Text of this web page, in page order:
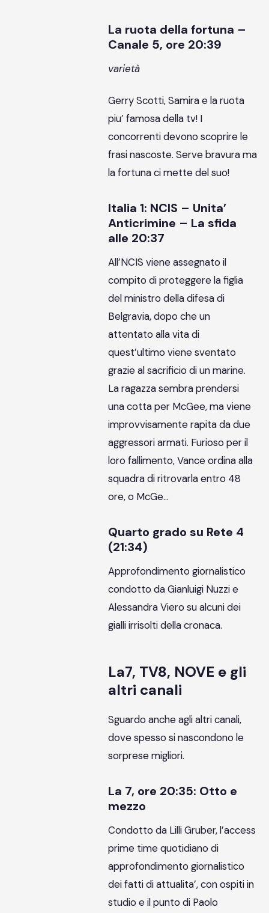
La ruota della fortuna –
Canale 5, ore 20:39
varietà
Gerry Scotti, Samira e la ruota
piu’ famosa della tv! I
concorrenti devono scoprire le
frasi nascoste. Serve bravura ma
la fortuna ci mette del suo!
Italia 1: NCIS – Unita’
Anticrimine – La sfida
alle 20:37
All’NCIS viene assegnato il
compito di proteggere la figlia
del ministro della difesa di
Belgravia, dopo che un
attentato alla vita di
quest’ultimo viene sventato
grazie al sacrificio di un marine.
La ragazza sembra prendersi
una cotta per McGee, ma viene
improvvisamente rapita da due
aggressori armati. Furioso per il
loro fallimento, Vance ordina alla
squadra di ritrovarla entro 48
ore, o McGe…
Quarto grado su Rete 4
(21:34)
Approfondimento giornalistico
condotto da Gianluigi Nuzzi e
Alessandra Viero su alcuni dei
gialli irrisolti della cronaca.
La7, TV8, NOVE e gli
altri canali
Sguardo anche agli altri canali,
dove spesso si nascondono le
sorprese migliori.
La 7, ore 20:35: Otto e
mezzo
Condotto da Lilli Gruber, l’access
prime time quotidiano di
approfondimento giornalistico
dei fatti di attualita’, con ospiti in
studio e il punto di Paolo